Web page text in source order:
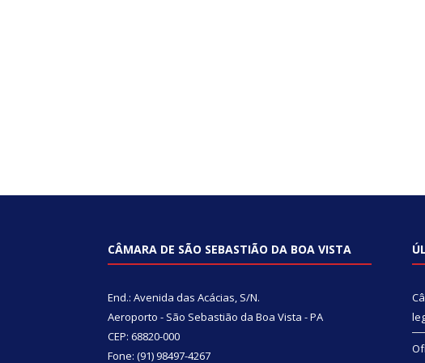
CÂMARA DE SÃO SEBASTIÃO DA BOA VISTA
End.: Avenida das Acácias, S/N.
Aeroporto - São Sebastião da Boa Vista - PA
CEP: 68820-000
Fone: (91) 98497-4267